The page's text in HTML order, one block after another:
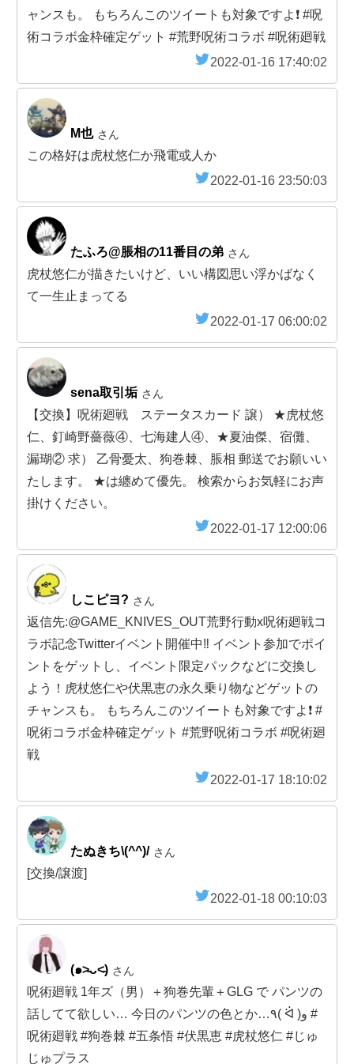
ャンスも。 もちろんこのツイートも対象ですよ❗️ #呪
術コラボ金枠確定ゲット #荒野呪術コラボ #呪術廻戦
2022-01-16 17:40:02
M也 さん
この格好は虎杖悠仁か飛電或人か
2022-01-16 23:50:03
たふろ@脹相の11番目の弟 さん
虎杖悠仁が描きたいけど、いい構図思い浮かばなく
て一生止まってる
2022-01-17 06:00:02
sena取引垢 さん
【交換】呪術廻戦 ステータスカード 譲） ★虎杖悠
仁、釘崎野薔薇④、七海建人④、★夏油傑、宿儺、
漏瑚② 求） 乙骨憂太、狗巻棘、脹相 郵送でお願いい
たします。 ★は纏めて優先。 検索からお気軽にお声
掛けください。
2022-01-17 12:00:06
しこピヨ? さん
返信先:@GAME_KNIVES_OUT荒野行動x呪術廻戦コ
ラボ記念Twitterイベント開催中‼️ イベント参加でポイ
ントをゲットし、イベント限定パックなどに交換し
よう！虎杖悠仁や伏黒恵の永久乗り物などゲットの
チャンスも。 もちろんこのツイートも対象ですよ❗️ #
呪術コラボ金枠確定ゲット #荒野呪術コラボ #呪術廻
戦
2022-01-17 18:10:02
たぬきち\(^^)/ さん
[交換/譲渡]
2022-01-18 00:10:03
(๑˃̵ᴗ˂̵) さん
呪術廻戦 1年ズ（男）＋狗巻先輩＋GLG で パンツの
話してて欲しい… 今日のパンツの色とか…٩( ᐛ )و #
呪術廻戦 #狗巻棘 #五条悟 #伏黒恵 #虎杖悠仁 #じゅ
じゅプラス